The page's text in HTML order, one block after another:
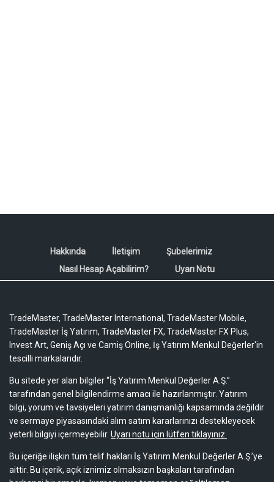
Hakkında İletişim
Şubelerimiz
Nasıl Hesap Açabilirim?
Uyarı Notu
TradeMaster, TradeMaster International, TradeMaster Mobile,
TradeMaster İş Yatırım, TradeMaster FX, TradeMaster FX Plus,
Invest Art, Geniş Açı ve Camiş Online, İş Yatırım Menkul Değerler'in
tescilli markalarıdır.
Bu sitede yer alan bilgiler “İş Yatırım Menkul Değerler A.Ş.”
tarafından genel bilgilendirme amacı ile hazırlanmıştır. Yatırım
bilgi, yorum ve tavsiyeleri yatırım danışmanlığı kapsamında değildir
ve sermaye piyasasındaki alım satım kararlarınızı destekleyecek
yeterli bilgiyi içermeyebilir. Uyarı notu için lütfen tıklayınız.
Bu içeriğe ilişkin tüm telif hakları İş Yatırım Menkul Değerler A.Ş.’ye
aittir. Bu içerik, açık iznimiz olmaksızın başkaları tarafından